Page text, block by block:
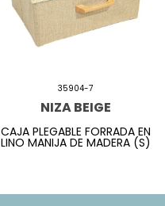
35904-7
NIZA BEIGE
CAJA PLEGABLE FORRADA EN
LINO MANIJA DE MADERA (S)